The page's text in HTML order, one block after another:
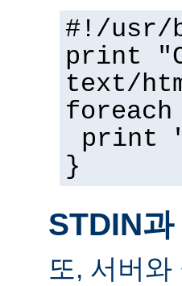
#!/usr/
print
text/
foreach
print
}
STDIN
또, 서버